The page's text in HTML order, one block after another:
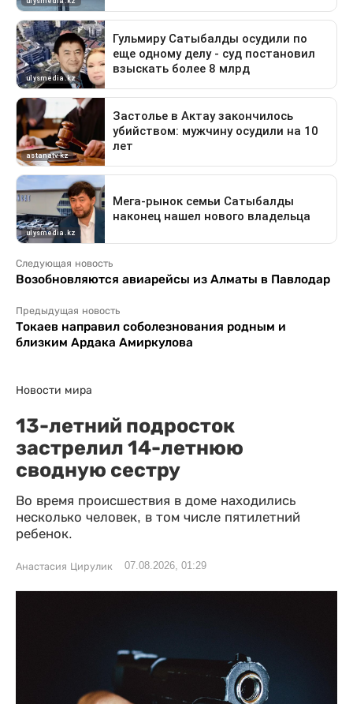
Следующая новость
Возобновляются авиарейсы из Алматы в Павлодар
Предыдущая новость
Токаев направил соболезнования родным и
близким Ардака Амиркулова
Новости мира
13-летний подросток
застрелил 14-летнюю
сводную сестру
Во время происшествия в доме находились
несколько человек, в том числе пятилетний
ребенок.
Анастасия Цирулик 07.08.2026, 01:29